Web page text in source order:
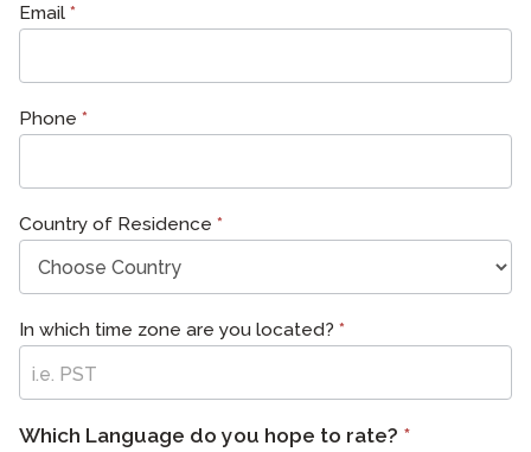
Email *
Phone *
Country of Residence *
In which time zone are you located? *
Which Language do you hope to rate? *